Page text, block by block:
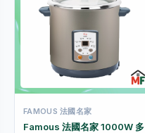
FAMOUS 法國名家
Famous 法國名家 1000W 多